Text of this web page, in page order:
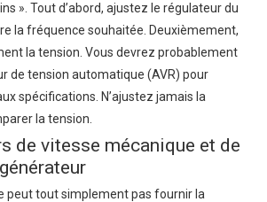
». Tout d’abord, ajustez le régulateur du
la fréquence souhaitée. Deuxièmement,
la tension. Vous devrez probablement
de tension automatique (AVR) pour
spécifications. N’ajustez jamais la
la tension.
de vitesse mécanique et de
peut tout simplement pas fournir la